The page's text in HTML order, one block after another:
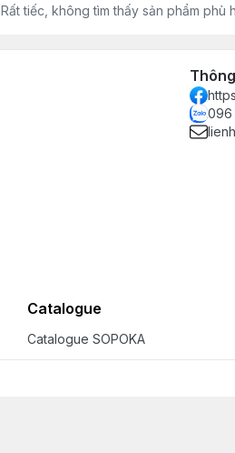
Rất tiếc, không tìm thấy sản phẩm phù
096
Catalogue
Catalogue SOPOKA